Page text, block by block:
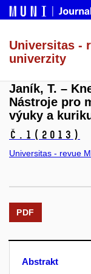
Universitas -
univerzity
Janík, T. –
Nástroje pro
výuky a
č.1 (2013)
Universitas - revue
PDF
Abstrakt